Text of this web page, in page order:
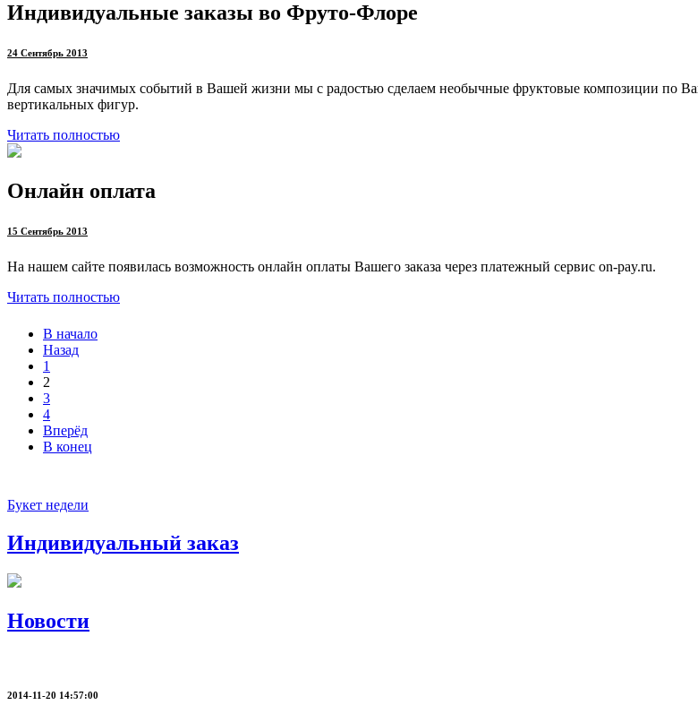
Индивидуальные заказы во Фруто-Флоре
24 Сентябрь 2013
Для самых значимых событий в Вашей жизни мы с радостью сделаем необычные фруктовые композиции по
вертикальных фигур.
Читать полностью
Онлайн оплата
15 Сентябрь 2013
На нашем сайте появилась возможность онлайн оплаты Вашего заказа через платежный сервис on-pay.ru.
Читать полностью
В начало
Назад
1
2
3
4
Вперёд
В конец
Букет недели
Индивидуальный заказ
Новости
2014-11-20 14:57:00